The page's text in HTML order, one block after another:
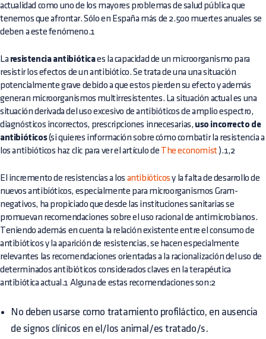
actualidad como uno de los mayores problemas de salud pública que
tenemos que afrontar. Sólo en España más de 2.500 muertes anuales se
deben a este fenómeno.1
La resistencia antibióticaes la capacidad de un microorganismo para
resistir los efectos de un antibiótico. Se trata de una una situación
potencialmente grave debido a que estos pierden su efecto y además
generan microorganismos multirresistentes. La situación actual es una
situación derivada del uso excesivo de antibióticos de amplio espectro,
diagnósticos incorrectos, prescripciones innecesarias, uso incorrecto de
antibióticos(si quieres información sobre cómo combatir la resistencia a
los antibióticos haz clic para ver el artículo de The economist).1,2
El incremento de resistencias a los antibióticos y la falta de desarrollo de
nuevos antibióticos, especialmente para microorganismos Gram-
negativos, ha propiciado que desde las instituciones sanitarias se
promuevan recomendaciones sobre el uso racional de antimicrobianos.
Teniendo además en cuenta la relación existente entre el consumo de
antibióticos y la aparición de resistencias, se hacen especialmente
relevantes las recomendaciones orientadas a la racionalización del uso de
determinados antibióticos considerados claves en la terapéutica
antibiótica actual.1 Alguna de estas recomendaciones son:2
No deben usarse como tratamiento profiláctico, en ausencia
de signos clínicos en el/los animal/es tratado/s.